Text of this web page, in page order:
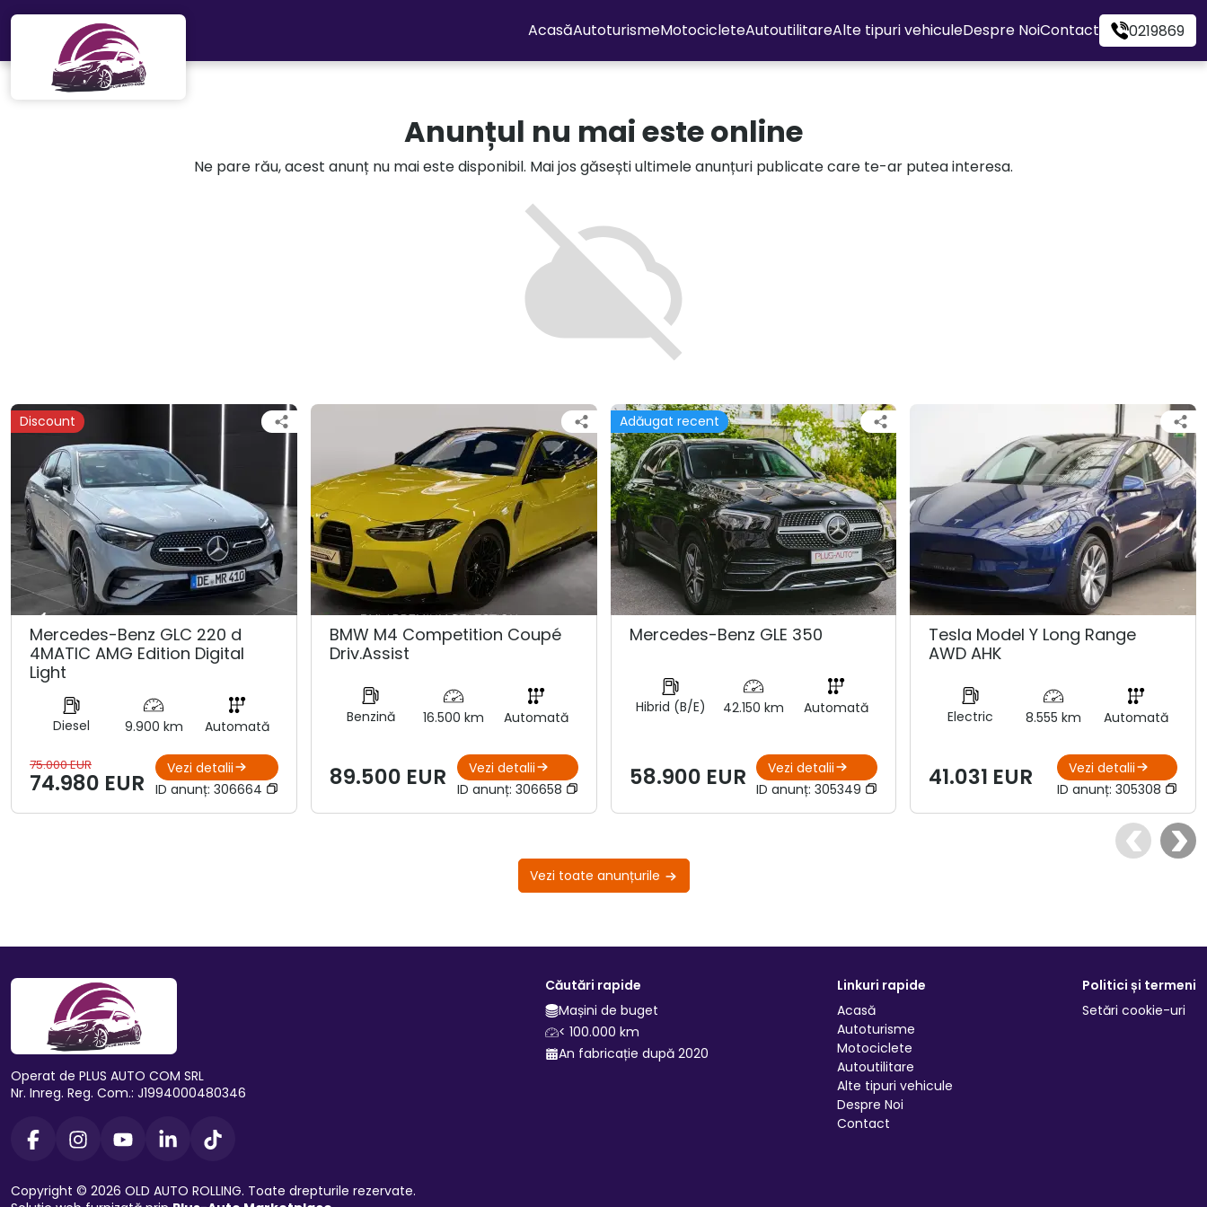
Mergi direct la conținutul principal
AcasăAutoturismeMotocicleteAutoutilitareAlte tipuri vehiculeDespre NoiContact 0219869
Anunțul nu mai este online
Ne pare rău, acest anunț nu mai este disponibil. Mai jos găsești ultimele anunțuri publicate care te-ar putea interesa.
Discount
Mercedes-Benz GLC 220 d
4MATIC AMG Edition Digital
Light
Diesel 9.900 km Automată
75.000 EUR
74.980 EUR
Vezi detalii
ID anunț: 306664
BMW M4 Competition Coupé
Driv.Assist
Benzină 16.500 km Automată
89.500 EUR
Vezi detalii
ID anunț: 306658
Adăugat recent
Mercedes-Benz GLE 350
Hibrid (B/E) 42.150 km Automată
58.900 EUR
Vezi detalii
ID anunț:305349
Tesla Model Y Long Range
AWD AHK
Electric 8.555 km Automată
41.031 EUR
Vezi detalii
ID anunț: 305308
Vezi toate anunțurile
Operat de PLUS AUTO COM SRL
Nr. Inreg. Reg. Com.: J1994000480346
Copyright © 2026 OLD AUTO ROLLING. Toate drepturile rezervate.
Căutări rapide
Mașini de buget
< 100.000 km
An fabricație după 2020
Linkuri rapide
Acasă
Autoturisme
Motociclete
Autoutilitare
Alte tipuri vehicule
Despre Noi
Contact
Politici și termeni
Setări cookie-uri